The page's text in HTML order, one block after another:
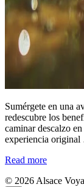
Sumérgete en una
redescubre los
caminar descalzo
experiencia
Read more
© 2026 Alsace